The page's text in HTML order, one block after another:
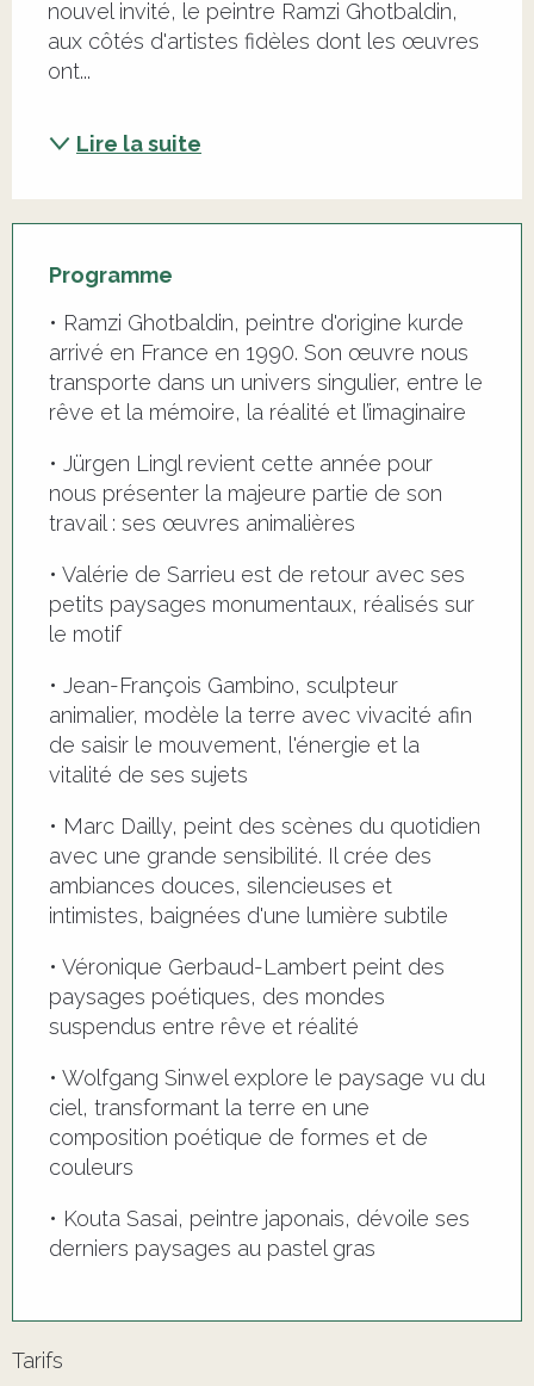
nouvel invité, le peintre Ramzi Ghotbaldin,
aux côtés d'artistes fidèles dont les œuvres
ont...
Lire la suite
Programme
• Ramzi Ghotbaldin, peintre d'origine kurde
arrivé en France en 1990. Son œuvre nous
transporte dans un univers singulier, entre le
rêve et la mémoire, la réalité et l’imaginaire
• Jürgen Lingl revient cette année pour
nous présenter la majeure partie de son
travail : ses œuvres animalières
• Valérie de Sarrieu est de retour avec ses
petits paysages monumentaux, réalisés sur
le motif
• Jean-François Gambino, sculpteur
animalier, modèle la terre avec vivacité afin
de saisir le mouvement, l'énergie et la
vitalité de ses sujets
• Marc Dailly, peint des scènes du quotidien
avec une grande sensibilité. Il crée des
ambiances douces, silencieuses et
intimistes, baignées d'une lumière subtile
• Véronique Gerbaud-Lambert peint des
paysages poétiques, des mondes
suspendus entre rêve et réalité
• Wolfgang Sinwel explore le paysage vu du
ciel, transformant la terre en une
composition poétique de formes et de
couleurs
• Kouta Sasai, peintre japonais, dévoile ses
derniers paysages au pastel gras
Tarifs